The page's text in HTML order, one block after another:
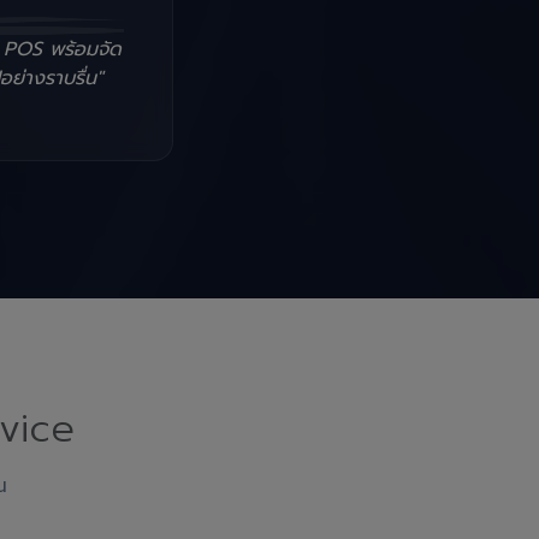
พร้อมจัด
ย่างราบรื่น"